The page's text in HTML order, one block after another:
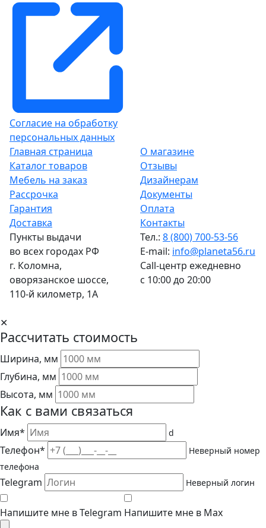
Согласие на обработку
персональных данных
Главная страница
Каталог товаров
Мебель на заказ
Рассрочка
Гарантия
О магазине
Отзывы
Дизайнерам
Документы
Оплата
Доставка
Пункты выдачи
во всех городах РФ
г. Коломна,
оворязанское шоссе,
110-й километр, 1А
Контакты
Тел.: 8 (800) 700-53-56
E-mail: info@planeta56.ru
Call-центр ежедневно
с 10:00 до 20:00
✕
Рассчитать стоимость
Ширина, мм
Глубина, мм
Высота, мм
Как с вами связаться
Имя* d
Телефон*
Неверный номер
телефона
Telegram Неверный логин
Напишите мне в Telegram Напишите мне в Max